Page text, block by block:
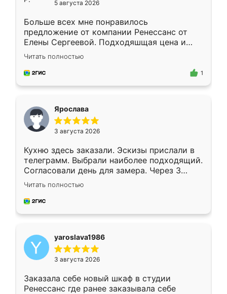
5 августа 2026
Больше всех мне понравилось
предложение от компании Ренессанс от
Елены Сергеевой. Подходяшщая цена и
короткие сроки изготовления. Приехавший
для замера сотрудник Владислав
предложил по моему эскизу самый
Читать полностью
1
Ярослава
3 августа 2026
Кухню здесь заказали. Эскизы прислали в
телеграмм. Выбрали наиболее подходящий.
Согласовали день для замера. Через 3
недели кухня была уже готова. Остались
довольны работой. Спасибо Ренессанс
мебель за качественную работу!
Читать полностью
yaroslava1986
3 августа 2026
Заказала себе новый шкаф в студии
Ренессанс где ранее заказывала себе